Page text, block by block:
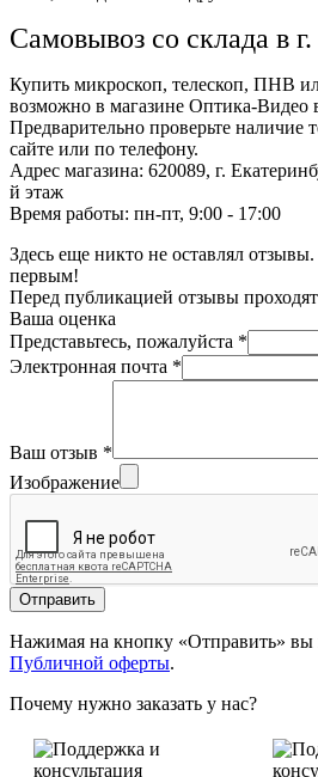
Самовывоз со склада в
Купить микроскоп, телескоп, ПНВ
возможно в магазине Оптика-Видео
Предварительно проверьте наличие
сайте или по телефону.
Адрес магазина: 620089, г.
й этаж
Время работы: пн-пт, 9:00 - 17:00
Здесь еще никто не оставлял
первым!
Перед публикацией отзывы
Ваша оценка
Представьтесь, пожалуйста *
Электронная почта *
Ваш отзыв *
Изображение
Отправить
Нажимая на кнопку «Отправить» вы
Публичной оферты.
Почему нужно заказать у нас?